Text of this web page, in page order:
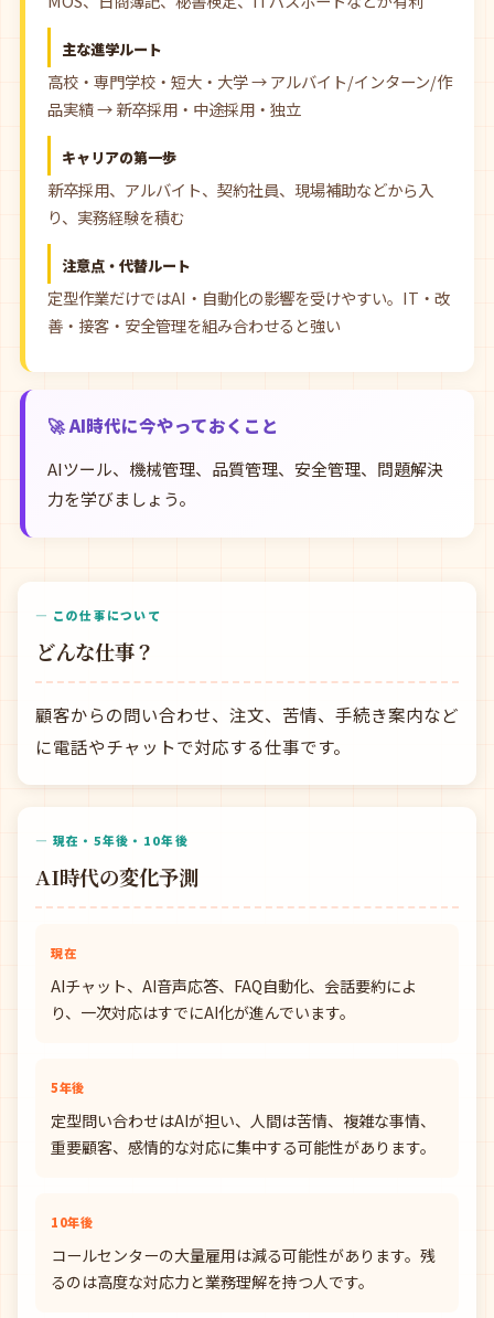
主な進学ルート
高校・専門学校・短大・大学 → アルバイト/インターン/作
品実績 → 新卒採用・中途採用・独立
キャリアの第一歩
新卒採用、アルバイト、契約社員、現場補助などから入
り、実務経験を積む
注意点・代替ルート
定型作業だけではAI・自動化の影響を受けやすい。IT・改
善・接客・安全管理を組み合わせると強い
🚀 AI時代に今やっておくこと
AIツール、機械管理、品質管理、安全管理、問題解決
力を学びましょう。
— この仕事について
どんな仕事？
顧客からの問い合わせ、注文、苦情、手続き案内など
に電話やチャットで対応する仕事です。
— 現在・5年後・10年後
AI時代の変化予測
現在
AIチャット、AI音声応答、FAQ自動化、会話要約によ
り、一次対応はすでにAI化が進んでいます。
5年後
定型問い合わせはAIが担い、人間は苦情、複雑な事情、
重要顧客、感情的な対応に集中する可能性があります。
10年後
コールセンターの大量雇用は減る可能性があります。残
るのは高度な対応力と業務理解を持つ人です。